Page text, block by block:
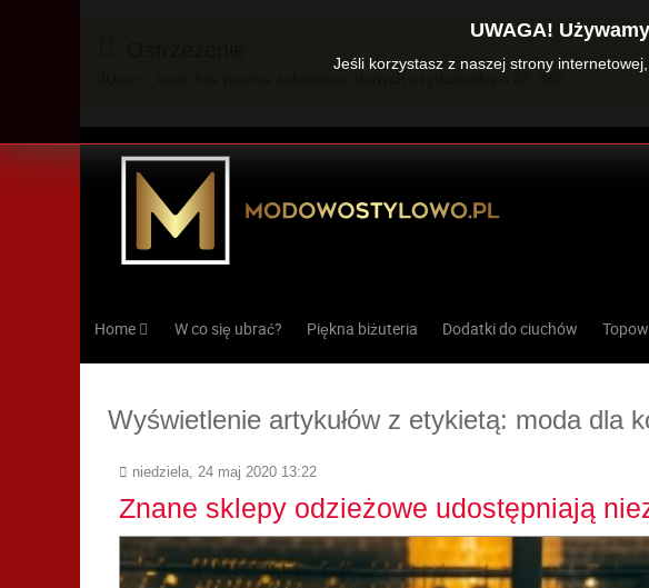
Home W co się ubrać? Piękna biżuteria Dodatki do ciuchów
Wyświetlenie artykułów z etykietą: moda dla
niedziela, 24 maj 2020 13:22
Znane sklepy odzieżowe udostępniają
UWAGA!
Jeśli korzystasz z naszej strony